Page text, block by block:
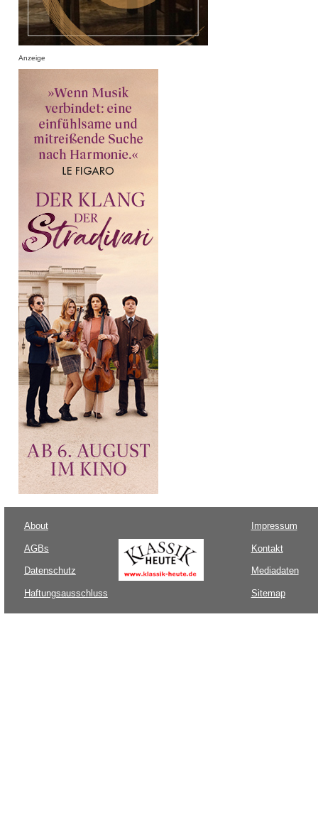
Anzeige
About
AGBs
Datenschutz
Haftungsausschluss
Impressum
Kontakt
Mediadaten
Sitemap